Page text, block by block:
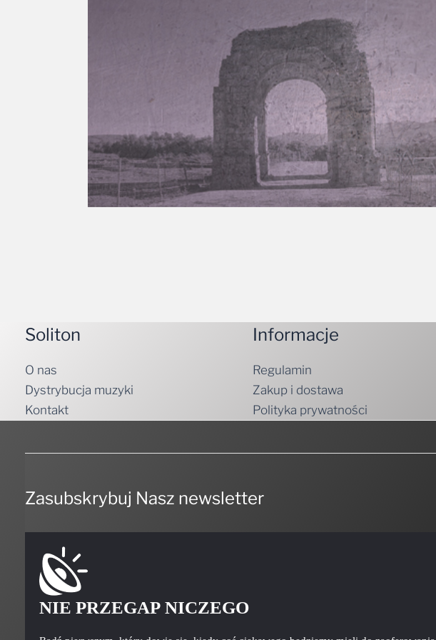
Soliton
O nas
Dystrybucja muzyki
Kontakt
Informacje
Regulamin
Zakup i dostawa
Polityka prywatności
Zasubskrybuj Nasz newsletter
NIE PRZEGAP NICZEGO